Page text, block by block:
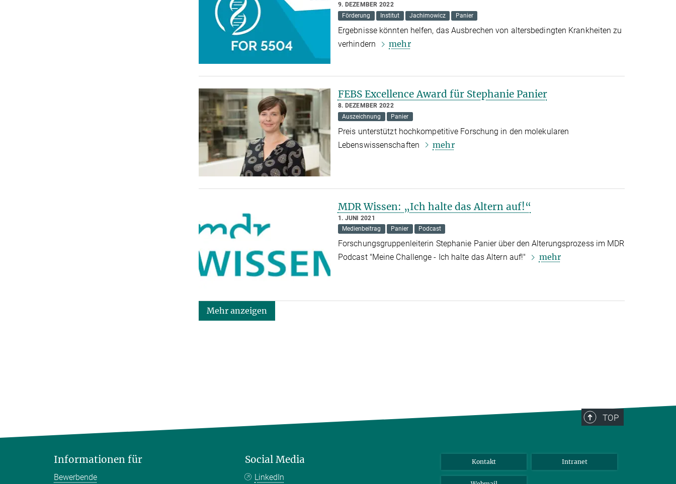
9. DEZEMBER 2022
Förderung
Institut Jachimowicz Panier
Ergebnisse könnten helfen, das Ausbrechen von altersbedingten Krankheiten zu
verhindern
mehr
FEBS Excellence Award für Stephanie Panier
8. DEZEMBER 2022
Auszeichnung
Panier
Preis unterstützt hochkompetitive Forschung in den molekularen
Lebenswissenschaften
mehr
MDR Wissen: „Ich halte das Altern auf!“
1. JUNI 2021
Medienbeitrag
Panier Podcast
Forschungsgruppenleiterin Stephanie Panier über den Alterungsprozess im MDR
Podcast "Meine Challenge - Ich halte das Altern auf!"
mehr
Mehr anzeigen
TOP
Informationen für
Bewerbende
Social Media
LinkedIn
Kontakt Intranet